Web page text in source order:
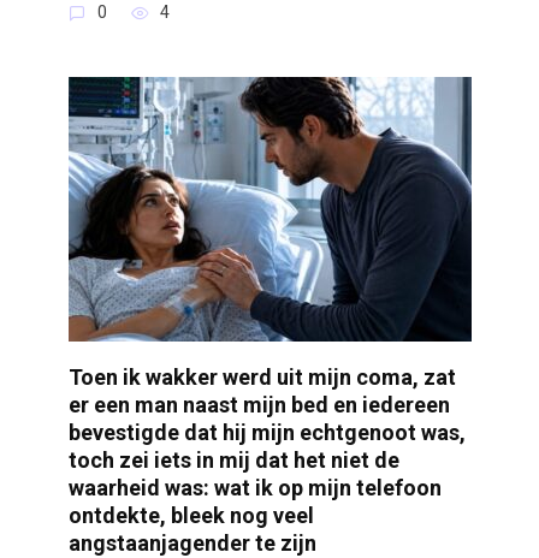
0 4
Toen ik wakker werd uit mijn coma, zat
er een man naast mijn bed en iedereen
bevestigde dat hij mijn echtgenoot was,
toch zei iets in mij dat het niet de
waarheid was: wat ik op mijn telefoon
ontdekte, bleek nog veel
angstaanjagender te zijn